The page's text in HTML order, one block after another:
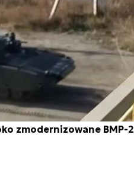
zmodernizowane BMP-2